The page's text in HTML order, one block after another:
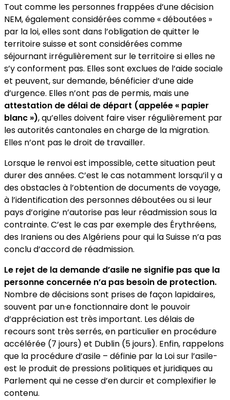
Tout comme les personnes frappées d’une décision
NEM, également considérées comme « déboutées »
par la loi, elles sont dans l’obligation de quitter le
territoire suisse et sont considérées comme
séjournant irrégulièrement sur le territoire si elles ne
s’y conforment pas. Elles sont exclues de l’aide sociale
et peuvent, sur demande, bénéficier d’une aide
d’urgence. Elles n’ont pas de permis, mais une
attestation de délai de départ (appelée « papier
blanc »), qu’elles doivent faire viser régulièrement par
les autorités cantonales en charge de la migration.
Elles n’ont pas le droit de travailler.
Lorsque le renvoi est impossible, cette situation peut
durer des années. C’est le cas notamment lorsqu’il y a
des obstacles à l’obtention de documents de voyage,
à l’identification des personnes déboutées ou si leur
pays d’origine n’autorise pas leur réadmission sous la
contrainte. C’est le cas par exemple des Érythréens,
des Iraniens ou des Algériens pour qui la Suisse n’a pas
conclu d’accord de réadmission.
Le rejet de la demande d’asile ne signifie pas que la
personne concernée n’a pas besoin de protection.
Nombre de décisions sont prises de façon lapidaires,
souvent par un·e fonctionnaire dont le pouvoir
d’appréciation est très important. Les délais de
recours sont très serrés, en particulier en procédure
accélérée (7 jours) et Dublin (5 jours). Enfin, rappelons
que la procédure d’asile – définie par la Loi sur l’asile-
est le produit de pressions politiques et juridiques au
Parlement qui ne cesse d’en durcir et complexifier le
contenu.